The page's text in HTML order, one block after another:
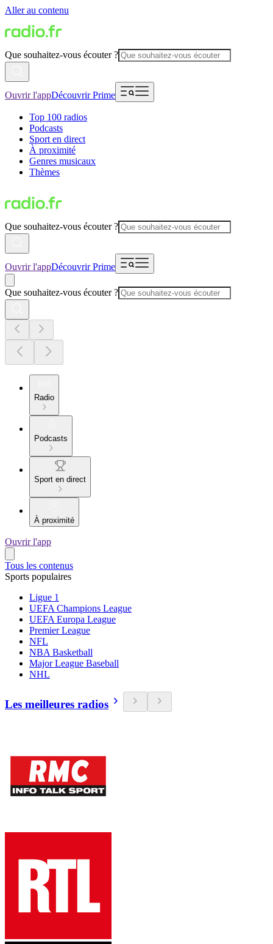
Aller au contenu
Que souhaitez-vous écouter ?
Ouvrir l'appDécouvrir Prime
Top 100 radios
Podcasts
Sport en direct
À proximité
Genres musicaux
Thèmes
Que souhaitez-vous écouter ?
Ouvrir l'appDécouvrir Prime
Que souhaitez-vous écouter ?
Radio
Podcasts
Sport en direct
À proximité
Ouvrir l'app
Tous les contenus
Sports populaires
Ligue 1
UEFA Champions League
UEFA Europa League
Premier League
NFL
NBA Basketball
Major League Baseball
NHL
Les meilleures radios